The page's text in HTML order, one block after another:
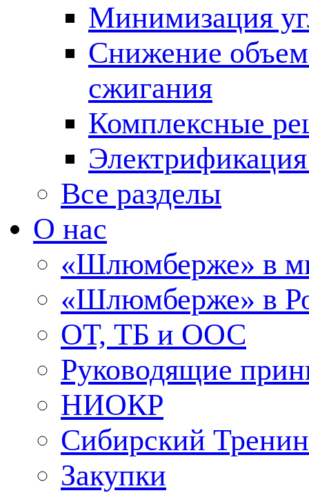
Минимизация
Снижение
сжигания
Комплексные
Все разделы
О нас
«Шлюмберже» в
«Шлюмберже» в
ОТ, ТБ и ООС
Руководящие
НИОКР
Сибирский
Закупки